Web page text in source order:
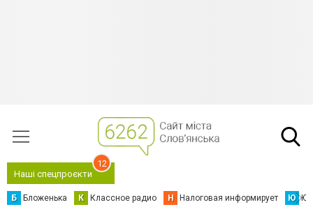
Наші спецпроєкти
12
Б Бложенька К Классное радио Н Налоговая информирует Ю